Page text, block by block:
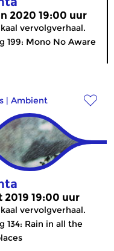
2020 19:00 uur
vervolgverhaal.
199: Mono No Aware
| Ambient
2019 19:00 uur
vervolgverhaal.
134: Rain in all the